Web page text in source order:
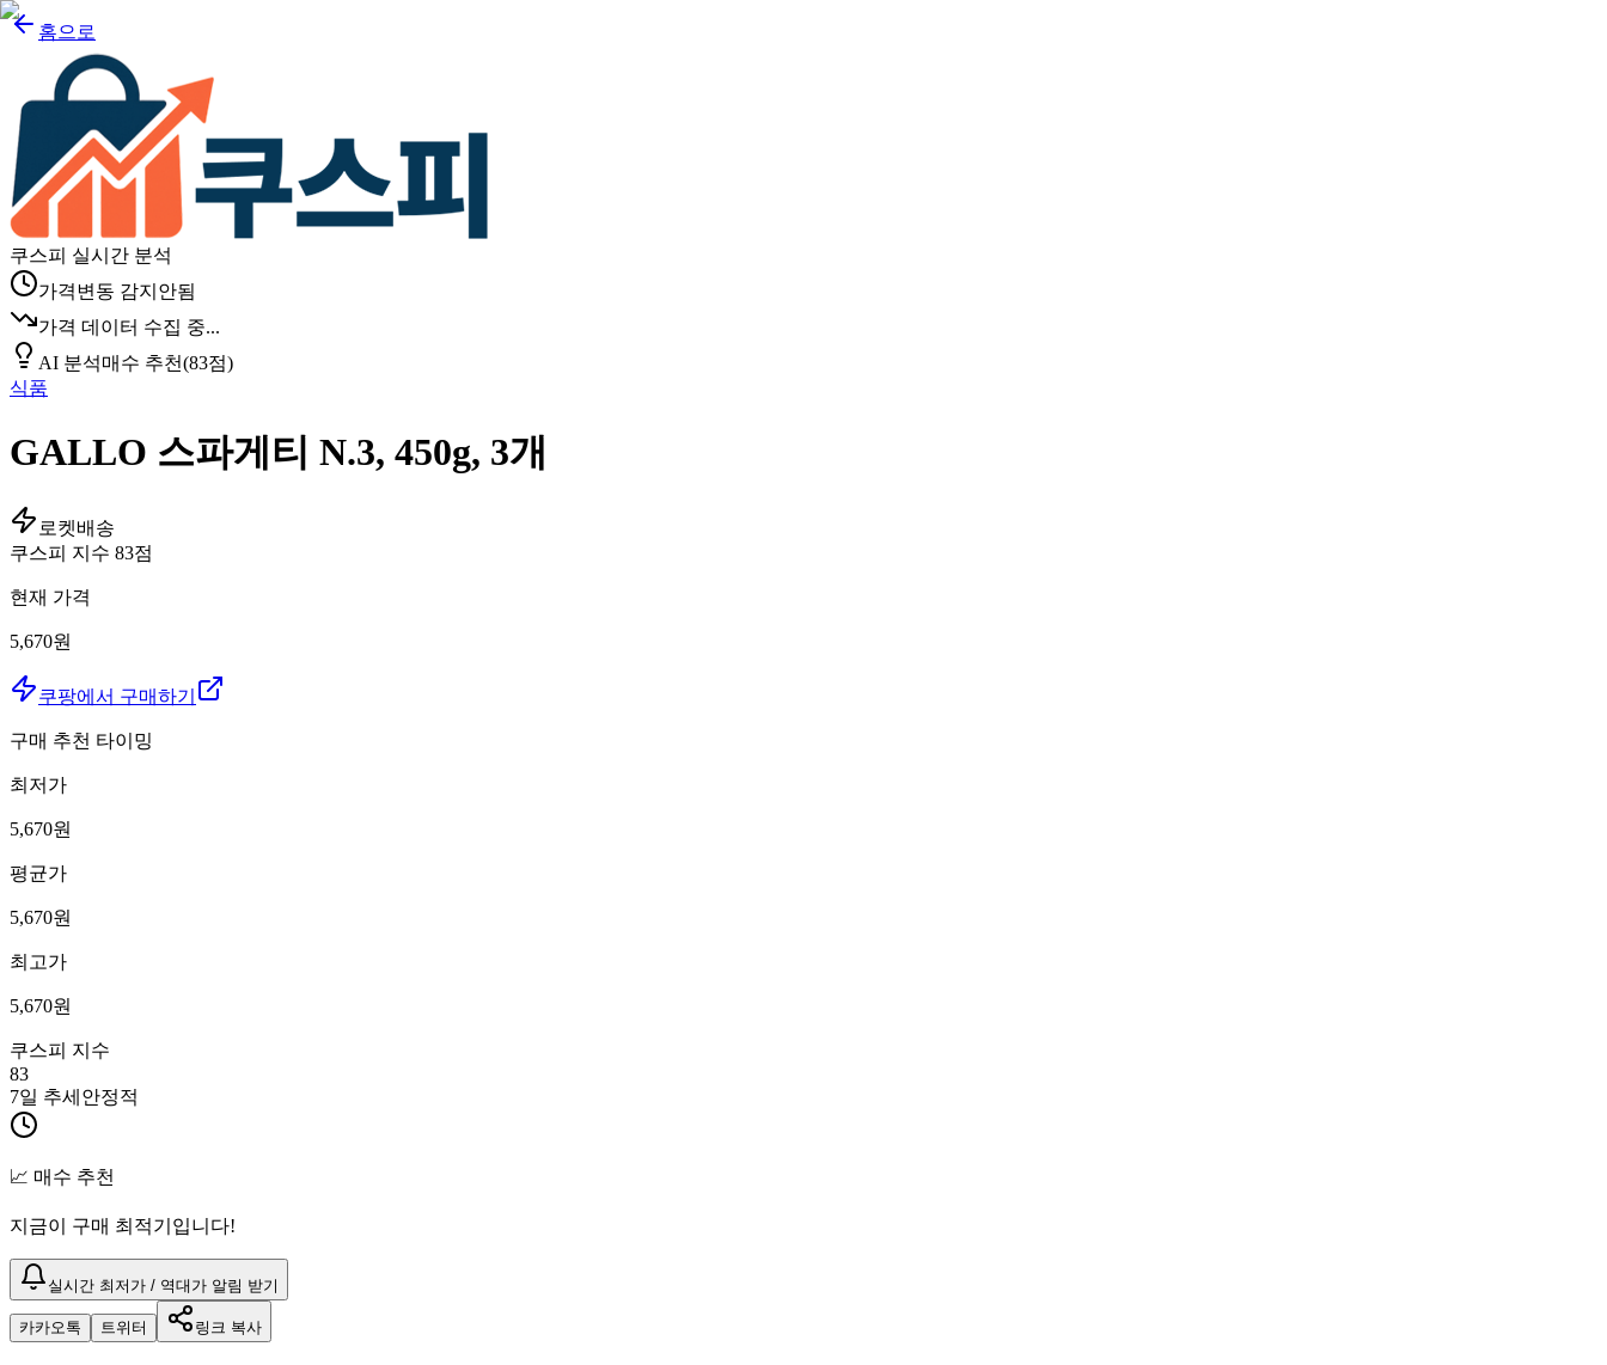
홈으로
쿠스피 실시간 분석
가격변동 감지안됨
가격 데이터 수집 중...
AI 분석매수 추천(83점)
식품
GALLO 스파게티 N.3, 450g, 3개
로켓배송
쿠스피 지수 83점
현재 가격
5,670원
쿠팡에서 구매하기
구매 추천 타이밍
최저가
5,670원
평균가
5,670원
최고가
5,670원
쿠스피 지수
83
7일 추세 안정적
📈 매수 추천
지금이 구매 최적기입니다!
실시간 최저가 / 역대가 알림 받기
카카오톡 트위터 링크 복사